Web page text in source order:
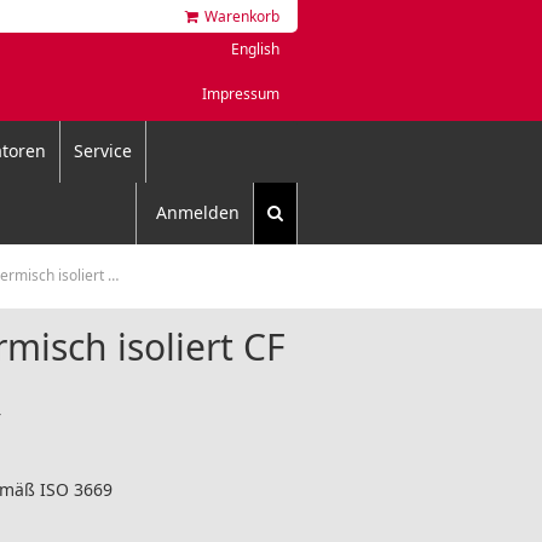
Warenkorb
English
Impressum
Service
Anmelden
isoliert CF
isoliert CF
ISO 3669